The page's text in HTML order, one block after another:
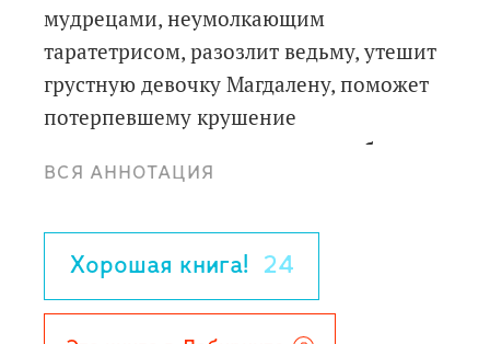
мудрецами, неумолкающим
таратетрисом, разозлит ведьму, утешит
грустную девочку Магдалену, поможет
потерпевшему крушение
воздухоплавателю взлететь в небо,
спасет портниху от королевского гнева
Для детей дошкольного возраста.
ВСЯ АННОТАЦИЯ
Хорошая книга! 24